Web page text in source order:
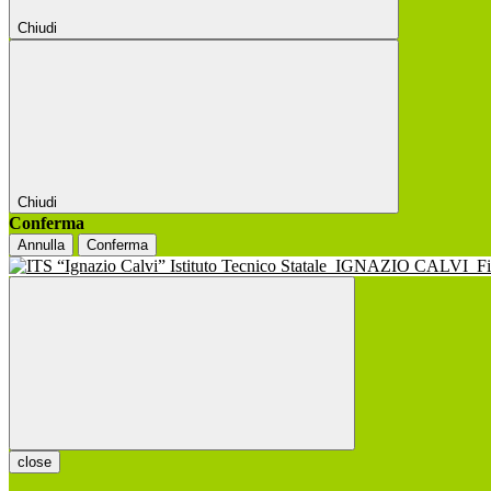
Chiudi
Chiudi
Conferma
Annulla Conferma
Istituto Tecnico Statale IGNAZIO CALVI
close